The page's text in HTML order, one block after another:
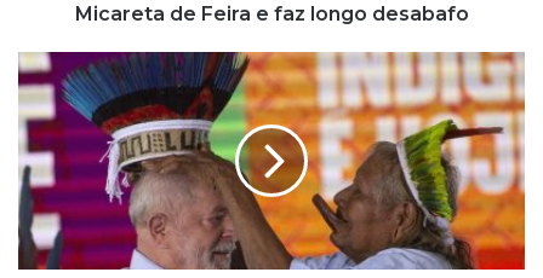
p
a
n
h
a
d
e
s
Micareta de Feira e faz longo desabafo
L
u
l
a
a
s
s
i
n